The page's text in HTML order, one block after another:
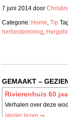
7 juni 2014 door
Categorie: Home,Tip
herbestemming,
GEMAAKT –
Rivierenhuis 60
Verhalen over deze
Verder lezen